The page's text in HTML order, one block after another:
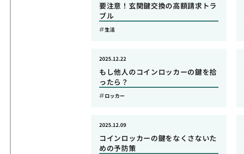
要注意！玄関鍵交換の高額請求トラ
ブル
生活
もし他人のコインロッカーの鍵を拾
ったら？
2025.12.22
ロッカー
コインロッカーの鍵をなくさないた
めの予防策
2025.12.09